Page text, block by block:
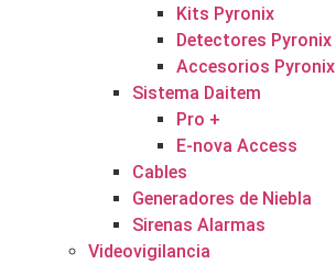
Kits Pyronix
Detectores Pyronix
Accesorios Pyronix
Sistema Daitem
Pro +
E-nova Access
Cables
Generadores de Niebla
Sirenas Alarmas
Videovigilancia